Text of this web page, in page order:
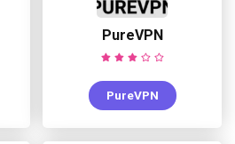
PureVPN
PureVPN